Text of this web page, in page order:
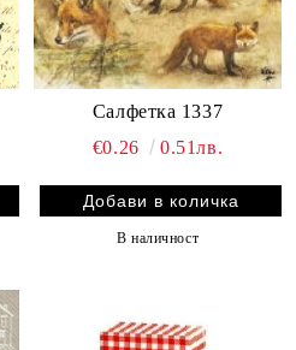
Салфетка 1337
€0.26
0.51лв.
В наличност